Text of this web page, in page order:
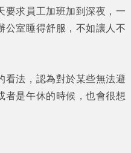
要求員工加班加到深夜，一
公室睡得舒服，不如讓人不
看法，認為對於某些無法避
者是午休的時候，也會很想